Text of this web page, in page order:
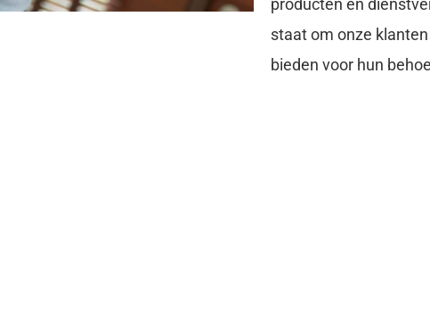
producten en
staat om onze
bieden voor hun